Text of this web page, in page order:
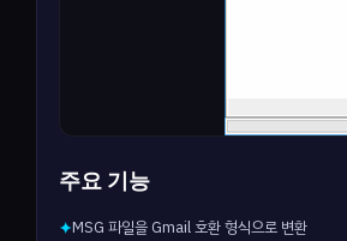
주요 기능
✦MSG 파일을 Gmail 호환 형식으로 변환